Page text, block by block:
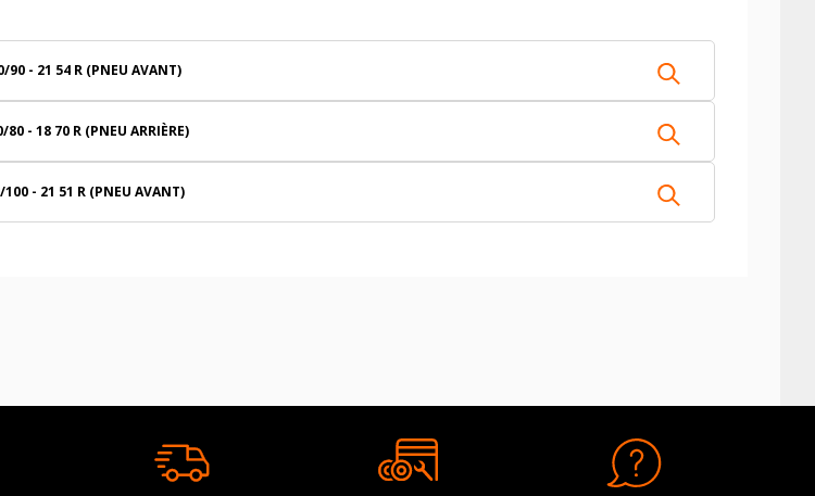
90 - 21 54 R (PNEU AVANT)
80 - 18 70 R (PNEU ARRIÈRE)
100 - 21 51 R (PNEU AVANT)